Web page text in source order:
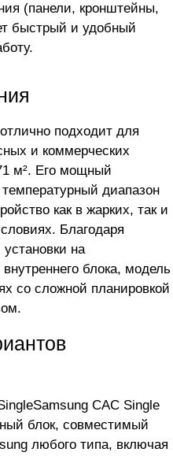
(панели, кронштейны,
быстрый и удобный
подходит для
и коммерческих
м². Его мощный
диапазон
как в жарких, так и
Благодаря
на
блока, модель
со сложной планировкой
CAC Single
блок, совместимый
любого типа, включая